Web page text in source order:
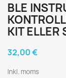
BLE
KIT ELLER
32,00 €
Inkl. moms